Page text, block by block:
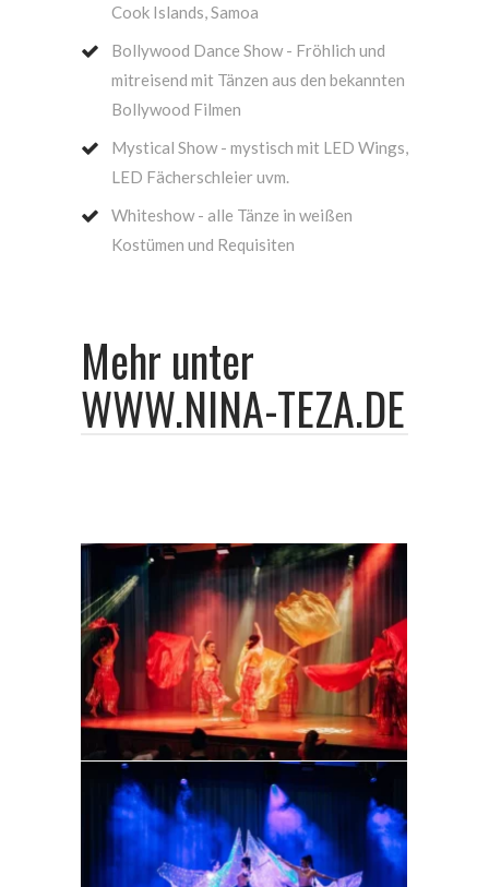
Cook Islands, Samoa
Bollywood Dance Show - Fröhlich und
mitreisend mit Tänzen aus den bekannten
Bollywood Filmen
Mystical Show - mystisch mit LED Wings,
LED Fächerschleier uvm.
Whiteshow - alle Tänze in weißen
Kostümen und Requisiten
Mehr unter
WWW.NINA-TEZA.DE